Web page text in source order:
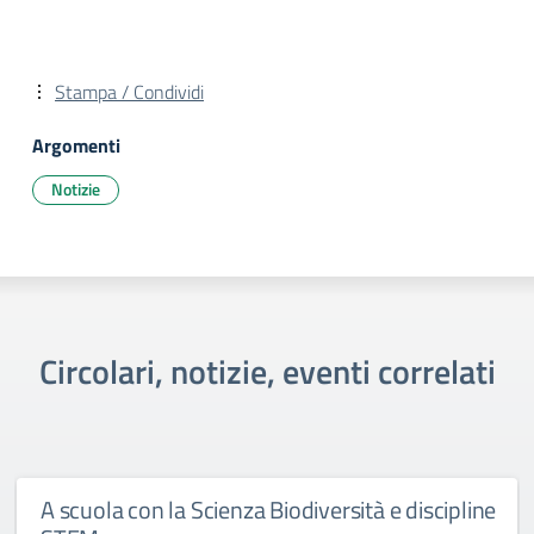
Stampa / Condividi
Argomenti
Notizie
Circolari, notizie, eventi correlati
A scuola con la Scienza Biodiversità e discipline